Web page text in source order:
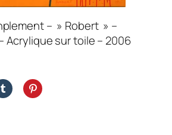
– » Robert » –
Acrylique sur toile – 2006